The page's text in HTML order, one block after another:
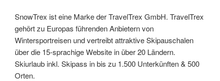
SnowTrex ist eine Marke der TravelTrex GmbH. TravelTrex
gehört zu Europas führenden Anbietern von
Wintersportreisen und vertreibt attraktive Skipauschalen
über die 15-sprachige Website in über 20 Ländern.
Skiurlaub inkl. Skipass in bis zu 1.500 Unterkünften & 500
Orten.